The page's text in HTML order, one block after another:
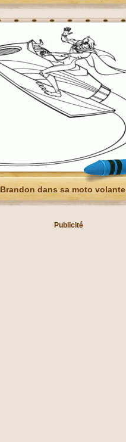
Brandon dans sa moto volante
Publicité